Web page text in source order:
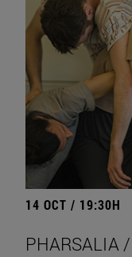
14 OCT / 19:30H
PHARSALIA